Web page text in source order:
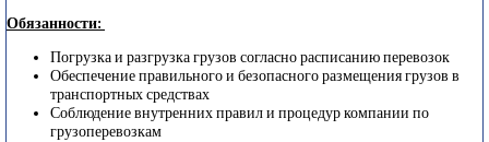
Обязанности:
Погрузка и разгрузка грузов согласно расписанию перевозок
Обеспечение правильного и безопасного размещения грузов в
транспортных средствах
Соблюдение внутренних правил и процедур компании по
грузоперевозкам